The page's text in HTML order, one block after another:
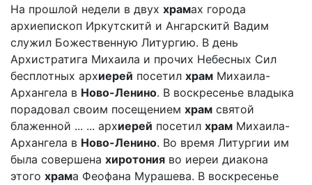
На прошлой недели в двух храмах города
архиепископ Иркутскитй и Ангарскитй Вадим
служил Божественную Литургию. В день
Архистратига Михаила и прочих Небесных Сил
бесплотных архиерей посетил храм Михаила-
Архангела в Ново-Ленино. В воскресенье владыка
порадовал своим посещением храм святой
блаженной ... ... архиерей посетил храм Михаила-
Архангела в Ново-Ленино. Во время Литургии им
была совершена хиротония во иереи диакона
этого храма Феофана Мурашева. В воскресенье